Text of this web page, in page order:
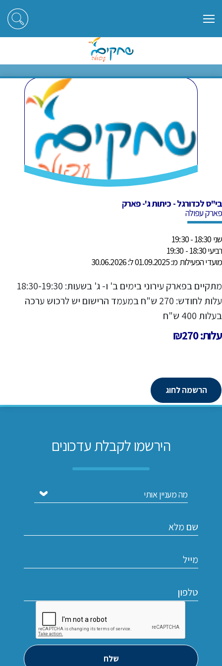
בי"ס לכדורגל - כיתות ג'- פארק
בי"ס לכדורגל - כיתות ג'- פארק
פארק עפולה
שני 18:30 - 19:30
רביעי 18:30 - 19:30
מועדי הפעילות מ: 01.09.2025 ל: 30.06.2026
מתקיים בפארק עירוני בימים ב' ו- ג' בשעות: 18:30-19:30
עלות לחודש: 270 ש"ח במעמד הרישום יש לרכוש ערכה
בעלות 400 ש"ח
עלות: ₪270
הרשמה לחוג
הירשמו לקבלת עדכונים
שלח